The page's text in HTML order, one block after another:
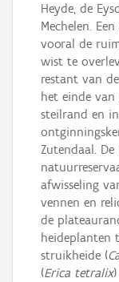
Heyde, de
Mechelen.
vooral de
wist te
restant van
het einde van
steilrand en
Zutendaal. De
afwisseling
vennen en
de
heideplanten
struikheide (
(Erica tetralix